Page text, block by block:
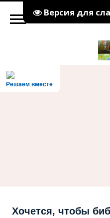
Версия для
Решаем вместе
Хочется, чтобы